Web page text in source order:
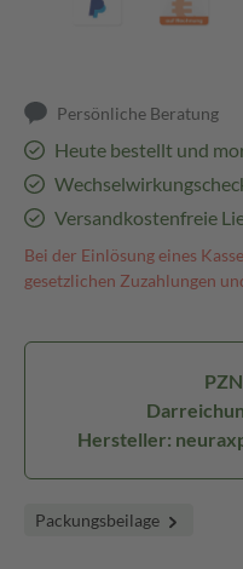
Persönliche Beratung
Heute bestellt und
Versandkostenfreie
Bei der Einlösung eines
gesetzlichen Zuzahlungen
Hersteller:
Packungsbeilage